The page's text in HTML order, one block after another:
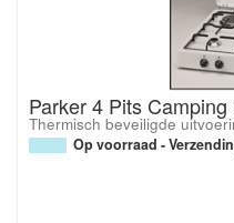
Parker 4 Pits
Thermisch beveiligde
Op voorraad -